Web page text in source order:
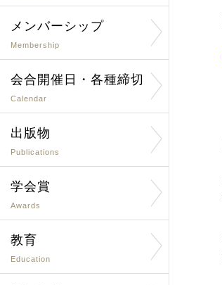
メンバーシップ
Membership
会合開催日・各種締切
Calendar
出版物
Publications
学会賞
Awards
教育
Education